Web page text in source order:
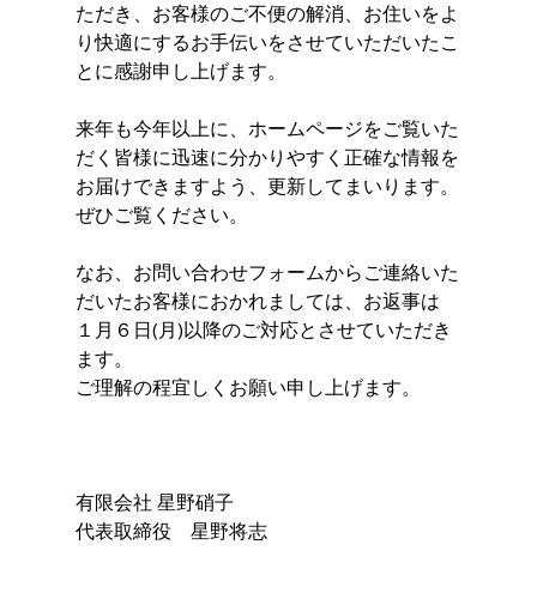
ただき、お客様のご不便の解消、お住いをよ
り快適にするお手伝いをさせていただいたこ
とに感謝申し上げます。
来年も今年以上に、ホームページをご覧いた
だく皆様に迅速に分かりやすく正確な情報を
お届けできますよう、更新してまいります。
ぜひご覧ください。
なお、お問い合わせフォームからご連絡いた
だいたお客様におかれましては、お返事は
１月６日(月)以降のご対応とさせていただき
ます。
ご理解の程宜しくお願い申し上げます。
有限会社 星野硝子
代表取締役　星野将志